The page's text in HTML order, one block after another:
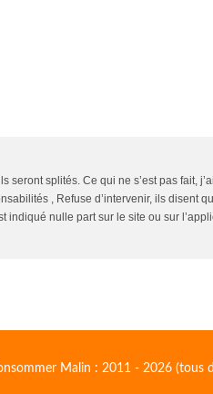
seront splités. Ce qui ne s’est pas fait,
, Refuse d’intervenir, ils disent
indiqué nulle part sur le site ou sur
Malin : 2011 - 2026 (tous